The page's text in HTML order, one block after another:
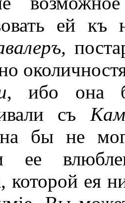
ей
,
ибо она
съ
бы не
ее
которой ея